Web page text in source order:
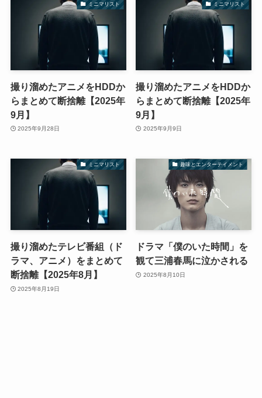
ミニマリスト
撮り溜めたアニメをHDDか
らまとめて断捨離【2025年
9月】
2025年9月28日
ミニマリスト
撮り溜めたアニメをHDDか
らまとめて断捨離【2025年
9月】
2025年9月9日
ミニマリスト
撮り溜めたテレビ番組（ド
ラマ、アニメ）をまとめて
断捨離【2025年8月】
2025年8月19日
趣味とエンターテイメント
ドラマ「僕のいた時間」を
観て三浦春馬に泣かされる
2025年8月10日